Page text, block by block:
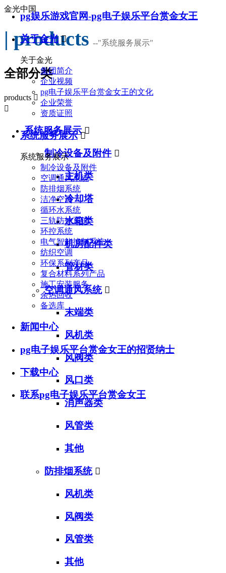
pg娱乐游戏官网-pg电子娱乐平台赏金女王
关于金光 
关于金光
集团简介
企业视频
pg电子娱乐平台赏金女王的文化
企业荣誉
资质证照
系统服务展示 
系统服务展示
制冷设备及附件
空调通风系统
防排烟系统
洁净空调
循环水系统
三轨防护系统
环控系统
电气智能控制系统
纺织空调
环保系列产品
复合材料系列产品
施工安装服务
余热回收
备选库
新闻中心
pg电子娱乐平台赏金女王的招贤纳士
下载中心
联系pg电子娱乐平台赏金女王
金光中国
| products --"系统服务展示"
全部分类
products 

系统服务展示 
制冷设备及附件 
主机类
冷却塔
水箱类
机房配件类
管材类
空调通风系统 
末端类
风机类
风阀类
风口类
消声器类
风管类
其他
防排烟系统 
风机类
风阀类
风管类
其他